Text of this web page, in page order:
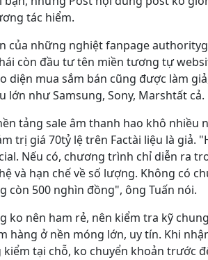
tác hiểm.
của những nghiệt fanpage
còn đầu tư tên miền tương tự
diện mua sắm bán cũng được làm
như Samsung, Sony, Marshtất cả.
tảng sale âm thanh hao khô nhiều
trị giá 70tỷ lệ trên Factài liệu là giả.
Nếu có, chương trình chỉ diễn ra
và hạn chế về số lượng. Không có
còn 500 nghìn đồng", ông Tuấn nói.
ko nên ham rẻ, nên kiểm tra kỹ
hàng ở nền móng lớn, uy tín. Khi
tại chỗ, ko chuyển khoản trước